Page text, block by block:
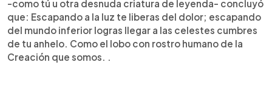
-como tú u otra desnuda criatura de leyenda- concluyó
que: Escapando a la luz te liberas del dolor; escapando
del mundo inferior logras llegar a las celestes cumbres
de tu anhelo. Como el lobo con rostro humano de la
Creación que somos. .